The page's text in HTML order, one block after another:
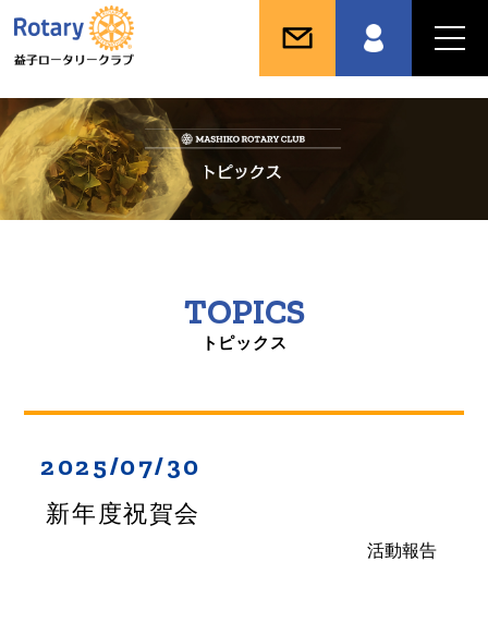
TOPICS
トピックス
2025/07/30
新年度祝賀会
活動報告